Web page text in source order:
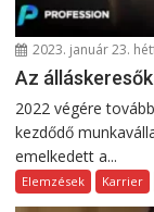
2023. január 23.
Az
2022 végére
kezdődő
emelkedett a...
Elemzések Karrier